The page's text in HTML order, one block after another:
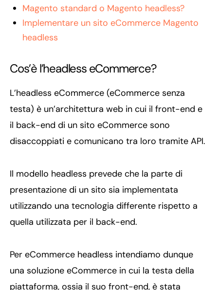
Magento standard o Magento headless?
Implementare un sito eCommerce Magento
headless
Cos’è l’headless eCommerce?
L’headless eCommerce (eCommerce senza
testa) è un’architettura web in cui il front-end e
il back-end di un sito eCommerce sono
disaccoppiati e comunicano tra loro tramite API.
Il modello headless prevede che la parte di
presentazione di un sito sia implementata
utilizzando una tecnologia differente rispetto a
quella utilizzata per il back-end.
Per eCommerce headless intendiamo dunque
una soluzione eCommerce in cui la testa della
piattaforma, ossia il suo front-end, è stata